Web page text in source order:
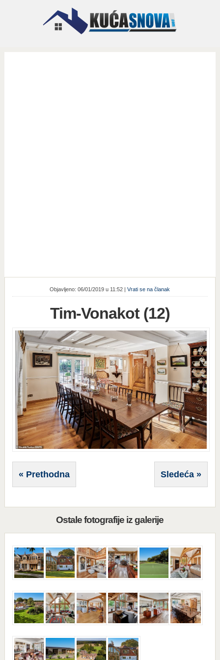
Objavljeno: 06/01/2019 u 11:52 |Vrati se na članak
Tim-Vonakot (12)
« Prethodna Sledeća »
Ostale fotografije iz galerije